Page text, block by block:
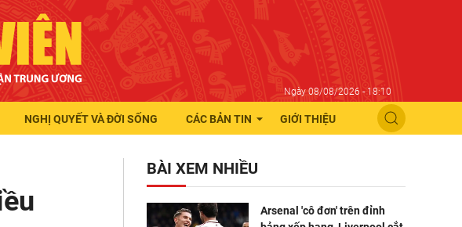
Ngày 08/08/2026 - 18:10
NGHỊ QUYẾT VÀ ĐỜI SỐNG CÁC BẢN TIN GIỚI THIỆU
BÀI XEM NHIỀU
Arsenal 'cô đơn' trên đỉnh